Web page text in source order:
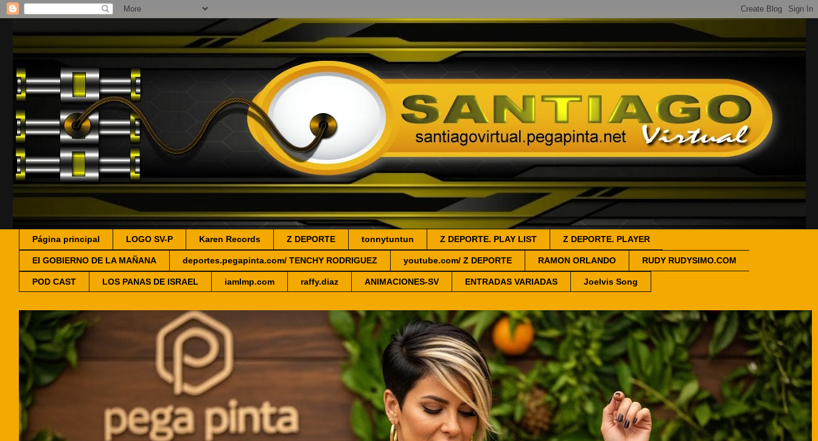
Página principal LOGO SV-P Karen Records Z DEPORTE tonnytuntun Z DEPORTE. PLAY LIST Z DEPORTE. PLAYER
EI GOBIERNO DE LA MAÑANA deportes.pegapinta.com/ TENCHY RODRIGUEZ youtube.com/ Z DEPORTE RAMON ORLANDO RUDY RUDYSIMO.COM
POD CAST LOS PANAS DE ISRAEL iamlmp.com raffy.diaz ANIMACIONES-SV ENTRADAS VARIADAS Joelvis Song